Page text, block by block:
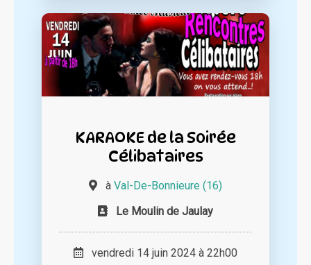
KARAOKE de la Soirée
Célibataires
à Val-De-Bonnieure (16)
Le Moulin de Jaulay
vendredi 14 juin 2024 à 22h00